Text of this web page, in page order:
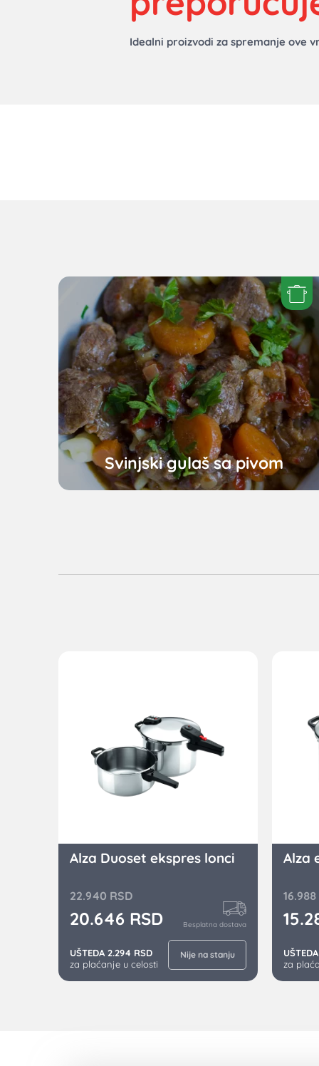
Idealni proizvodi za spremanje ove
Svinjski gulaš sa pivom
Alza Duoset ekspres lonci
22.940 RSD
20.646 RSD Besplatna dostava
UŠTEDA 2.294 RSD
za plaćanje u celosti
Nije na stanju
Alza
16.988
za